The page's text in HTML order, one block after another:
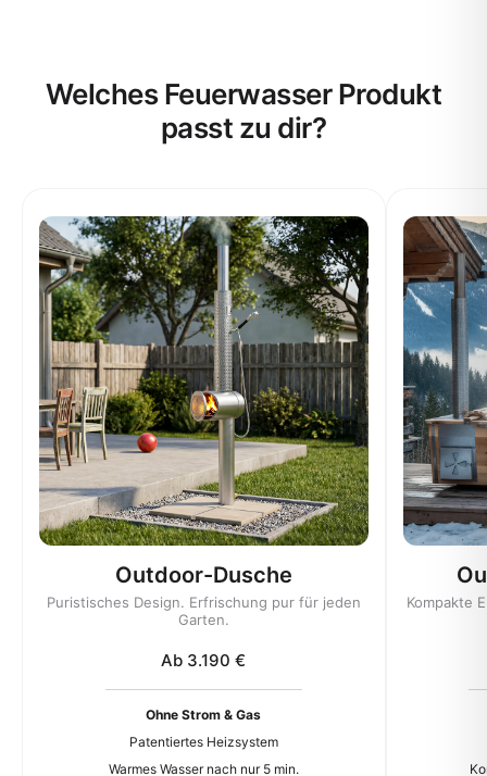
Welches Feuerwasser Produkt
passt zu dir?
Outdoor-Dusche
Puristisches Design. Erfrischung pur für jeden
Garten.
Ab 3.190 €
Ohne Strom & Gas
Patentiertes Heizsystem
Warmes Wasser nach nur 5 min.
Kompakte